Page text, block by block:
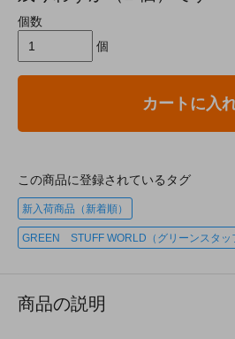
個数
個
カートに入
この商品に登録されているタグ
新入荷商品（新着順）
GREEN STUFF WORLD（グリーンスタッ
商品の説明